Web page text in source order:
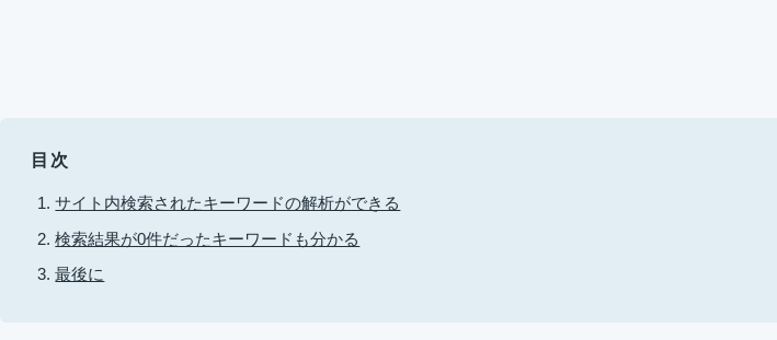
目次
サイト内検索されたキーワードの解析ができる
検索結果が0件だったキーワードも分かる
最後に